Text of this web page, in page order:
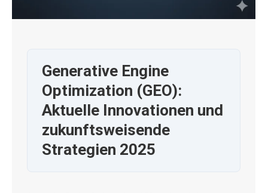
Generative Engine
Optimization (GEO):
Aktuelle Innovationen und
zukunftsweisende
Strategien 2025